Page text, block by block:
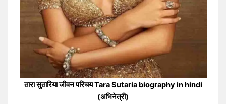
तारा सुतारिया जीवन परिचय Tara Sutaria biography in hindi
(अभिनेत्री)